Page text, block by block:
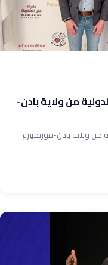
من ولاية بادن-
من ولاية بادن-فورتمبيرغ